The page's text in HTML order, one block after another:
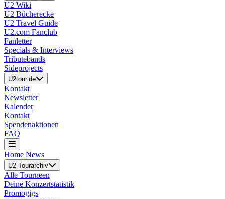
U2 Wiki
U2 Bücherecke
U2 Travel Guide
U2.com Fanclub
Fanletter
Specials & Interviews
Tributebands
Sideprojects
U2tour.de
Kontakt
Newsletter
Kalender
Kontakt
Spendenaktionen
FAQ
Home News
U2 Tourarchiv
Alle Tourneen
Deine Konzertstatistik
Promogigs